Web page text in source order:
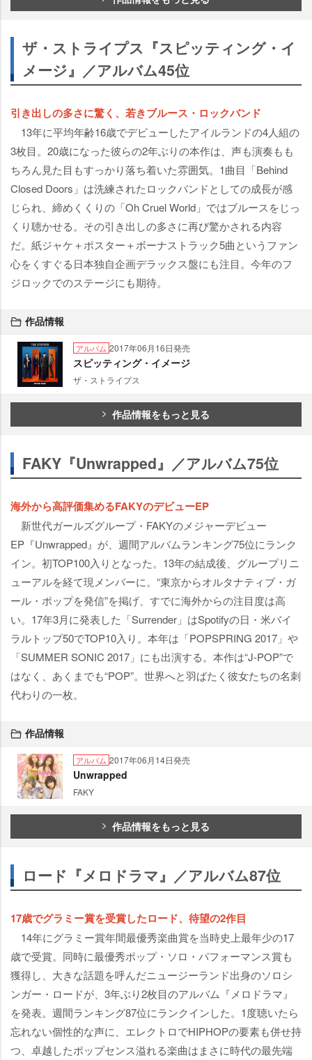
ザ・ストライプス『スピッティング・イ
メージ』／アルバム45位
引き出しの多さに驚く、若きブルース・ロックバンド
13年に平均年齢16歳でデビューしたアイルランドの4人組の
3枚目。20歳になった彼らの2年ぶりの本作は、声も演奏もも
ちろん見た目もすっかり落ち着いた雰囲気。1曲目「Behind
Closed Doors」は洗練されたロックバンドとしての成長が感
じられ、締めくくりの「Oh Cruel World」ではブルースをじっ
くり聴かせる。その引き出しの多さに再び驚かされる内容
だ。紙ジャケ＋ポスター＋ボーナストラック5曲というファン
心をくすぐる日本独自企画デラックス盤にも注目。今年のフ
ジロックでのステージにも期待。
作品情報
アルバム 2017年06月16日発売
スピッティング・イメージ
ザ・ストライプス
作品情報をもっと見る
FAKY『Unwrapped』／アルバム75位
海外から高評価集めるFAKYのデビューEP
新世代ガールズグループ・FAKYのメジャーデビュー
EP『Unwrapped』が、週間アルバムランキング75位にランク
イン。初TOP100入りとなった。13年の結成後、グループリニ
ューアルを経て現メンバーに。“東京からオルタナティブ・ガ
ール・ポップを発信”を掲げ、すでに海外からの注目度は高
い。17年3月に発表した「Surrender」はSpotifyの日・米バイ
ラルトップ50でTOP10入り。本年は「POPSPRING 2017」
「SUMMER SONIC 2017」にも出演する。本作は“J-POP”で
はなく、あくまでも“POP”。世界へと羽ばたく彼女たちの名刺
代わりの一枚。
作品情報
アルバム 2017年06月14日発売
Unwrapped
FAKY
作品情報をもっと見る
ロード『メロドラマ』／アルバム87位
17歳でグラミー賞を受賞したロード、待望の2作目
14年にグラミー賞年間最優秀楽曲賞を当時史上最年少の17
歳で受賞。同時に最優秀ポップ・ソロ・パフォーマンス賞も
獲得し、大きな話題を呼んだニュージーランド出身のソロシ
ンガー・ロードが、3年ぶり2枚目のアルバム『メロドラマ』
を発表。週間ランキング87位にランクインした。1度聴いたら
忘れない個性的な声に、エレクトロでHIPHOPの要素も併せ持
つ、卓越したポップセンス溢れる楽曲はまさに時代の最先端